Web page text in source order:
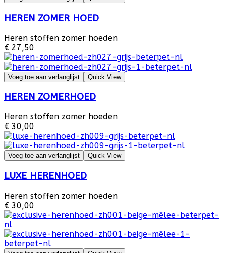
HEREN ZOMER HOED
Heren stoffen zomer hoeden
€ 27,50
Voeg toe aan verlanglijst Quick View
HEREN ZOMERHOED
Heren stoffen zomer hoeden
€ 30,00
Voeg toe aan verlanglijst Quick View
LUXE HERENHOED
Heren stoffen zomer hoeden
€ 30,00